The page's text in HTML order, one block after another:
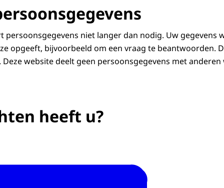
persoonsgegevens niet langer dan nodig. Uw gegevens
opgeeft, bijvoorbeeld om een vraag te beantwoorden.
website deelt geen persoonsgegevens met
heeft u?